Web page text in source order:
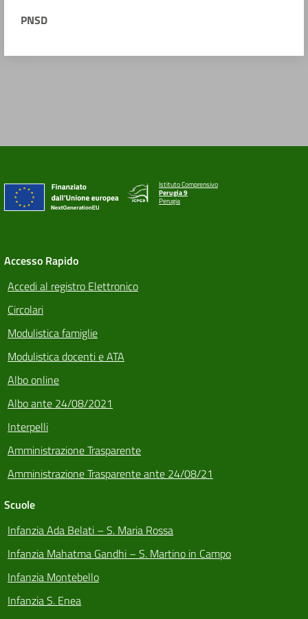
PNSD
Istituto Comprensivo
Perugia 9
Perugia
Accesso Rapido
Accedi al registro Elettronico
Circolari
Modulistica famiglie
Modulistica docenti e ATA
Albo online
Albo ante 24/08/2021
Interpelli
Amministrazione Trasparente
Amministrazione Trasparente ante 24/08/21
Scuole
Infanzia Ada Belati – S. Maria Rossa
Infanzia Mahatma Gandhi – S. Martino in Campo
Infanzia Montebello
Infanzia S. Enea